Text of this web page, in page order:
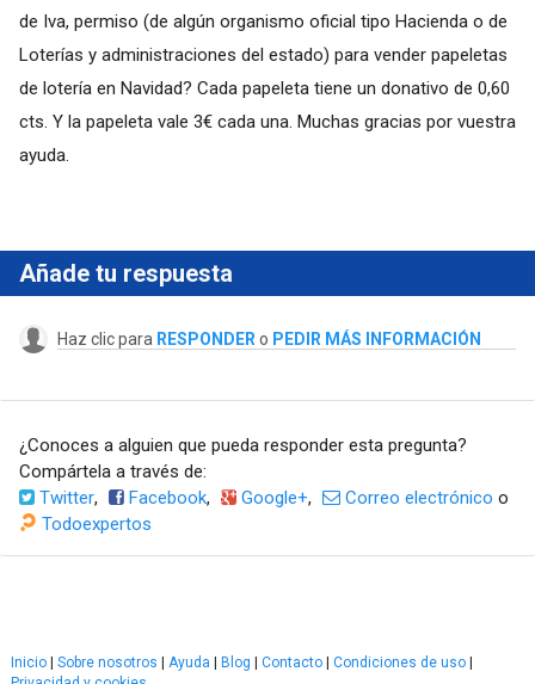
de Iva, permiso (de algún organismo oficial tipo Hacienda o de
Loterías y administraciones del estado) para vender papeletas
de lotería en Navidad? Cada papeleta tiene un donativo de 0,60
cts. Y la papeleta vale 3€ cada una. Muchas gracias por vuestra
ayuda.
Añade tu respuesta
Haz clic para RESPONDER o PEDIR MÁS INFORMACIÓN
¿Conoces a alguien que pueda responder esta pregunta?
Compártela a través de:
Twitter, Facebook, Google+, Correo electrónico o
Todoexpertos
Inicio Sobre nosotros Ayuda Blog Contacto Condiciones de uso